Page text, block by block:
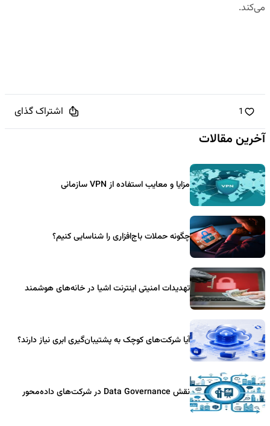
می‌کند.
1 اشتراک گذای
آخرین مقالات
مزایا و معایب استفاده از VPN سازمانی
چگونه حملات باج‌افزاری را شناسایی کنیم؟
تهدیدات امنیتی اینترنت اشیا در خانه‌های هوشمند
آیا شرکت‌های کوچک به پشتیبان‌گیری ابری نیاز دارند؟
نقش Data Governance در شرکت‌های داده‌محور